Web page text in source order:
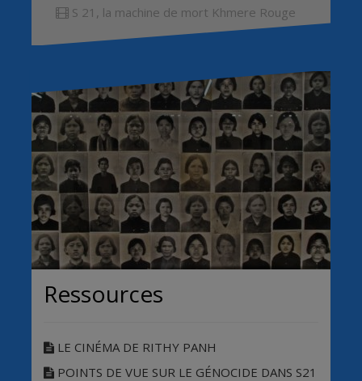
S 21, la machine de mort Khmere Rouge
Ressources
LE CINÉMA DE RITHY PANH
POINTS DE VUE SUR LE GÉNOCIDE DANS S21